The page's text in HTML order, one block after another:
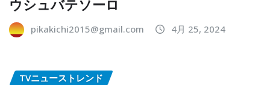
ウシュバテソーロ
pikakichi2015@gmail.com 4月 25, 2024
TVニューストレンド